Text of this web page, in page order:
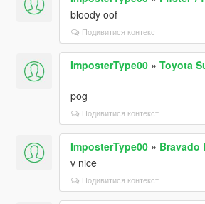
bloody oof
Подивитися контекст
ImposterType00» Toyota
pog
Подивитися контекст
ImposterType00» Bravado
v nice
Подивитися контекст